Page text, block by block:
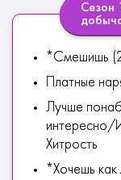
Сезон
*Смешишь
Платные
Лучше
интересно/
Хитрость
*Хочешь